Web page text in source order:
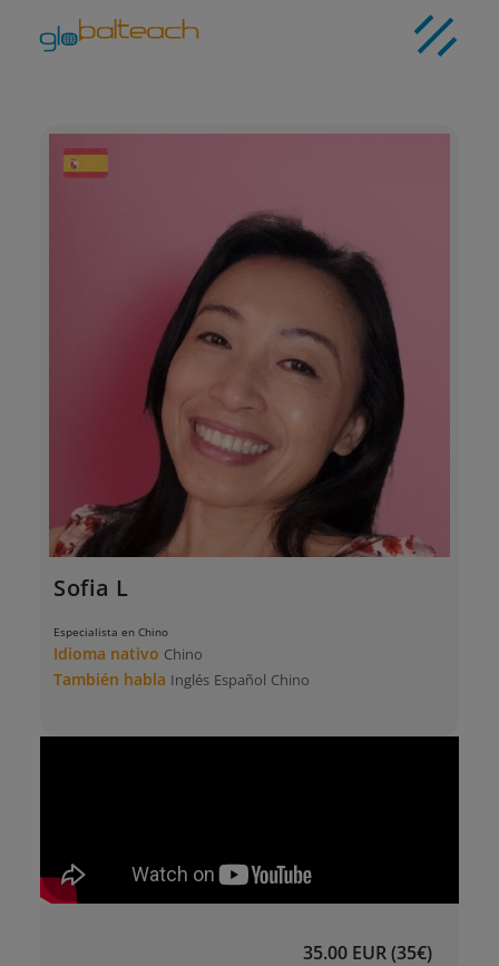
Sofia L
Especialista en Chino
Idioma nativo Chino
También habla Inglés Español Chino
35.00 EUR (35€)